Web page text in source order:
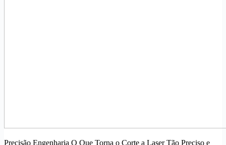
Precisão Engenharia O Que Torna o Corte a Laser Tão Preciso e